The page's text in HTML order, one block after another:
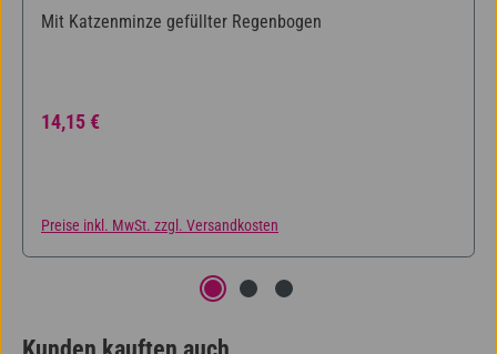
Mit Katzenminze gefüllter Regenbogen
Regulärer Preis:
14,15 €
Preise inkl. MwSt. zzgl. Versandkosten